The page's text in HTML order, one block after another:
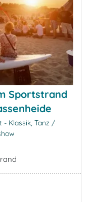
Sportstrand
- Klassik, Tanz /